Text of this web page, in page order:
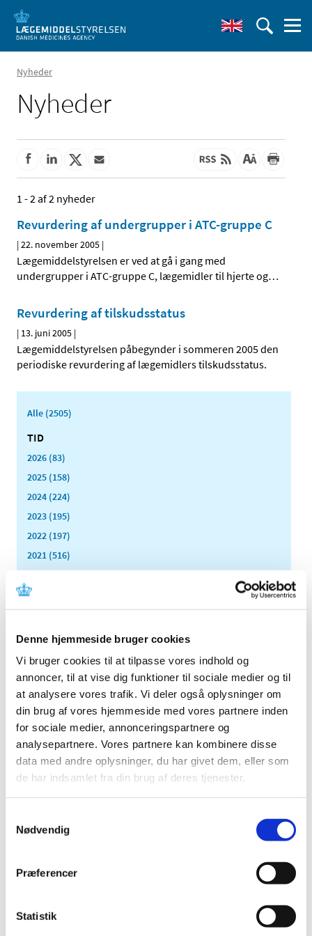
Denne hjemmeside bruger cookies
Vi bruger cookies til at tilpasse vores indhold og
annoncer, til at vise dig funktioner til sociale medier og til
at analysere vores trafik. Vi deler også oplysninger om
din brug af vores hjemmeside med vores partnere inden
for sociale medier, annonceringspartnere og
analysepartnere. Vores partnere kan kombinere disse
data med andre oplysninger, du har givet dem, eller som
de har indsamlet fra din brug af deres tjenester.
Nødvendig
Præferencer
Statistik
Nyheder
Nyheder
1 - 2 af 2 nyheder
Revurdering af undergrupper i ATC-gruppe C
|22. november 2005 |
Lægemiddelstyrelsen er ved at gå i gang med
undergrupper i ATC-gruppe C, lægemidler til hjerte og…
Revurdering af tilskudsstatus
| 13. juni 2005 |
Lægemiddelstyrelsen påbegynder i sommeren 2005 den
periodiske revurdering af lægemidlers tilskudsstatus.
Alle (2505)
TID
2026 (83)
2025 (158)
2024 (224)
2023 (195)
2022 (197)
2021 (516)
2020 (263)
2019 (159)
2018 (150)
2017 (167)
2014 (44)
2013 (49)
2012 (44)
2011 (13)
2007 (3)
2005 (2)